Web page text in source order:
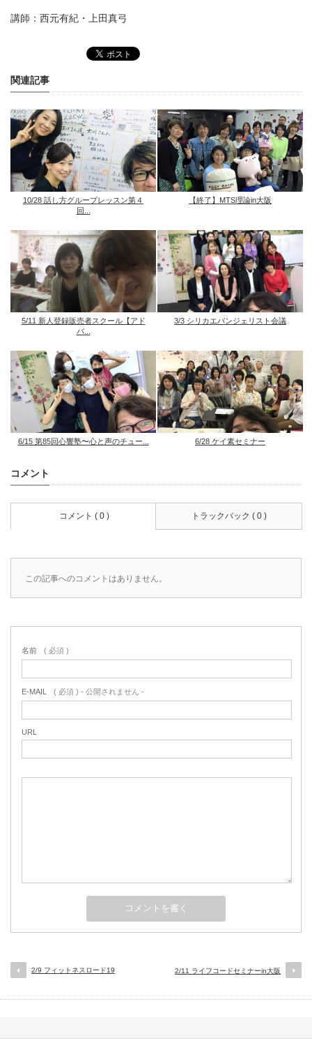
講師：西元有紀・上田真弓
関連記事
10/28 話し方グループレッスン第４
回...
【終了】MTS理論in大阪
5/11 新人登録販売者スクール【アド
バ...
3/3 シリカエバンジェリスト会議
6/15 第85回心響塾〜心と声のチュー... 6/28 ケイ素セミナー
コメント
コメント ( 0 ) トラックバック ( 0 )
この記事へのコメントはありません。
名前 ( 必須 )
E-MAIL ( 必須 ) - 公開されません -
URL
2/9 フィットネスロード19 2/11 ライフコードセミナーin大阪